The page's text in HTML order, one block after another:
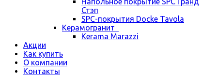
Стэп
SPC-покрытия Docke Tavola
Керамогранит
Kerama Marazzi
Акции
Как купить
О компании
Контакты